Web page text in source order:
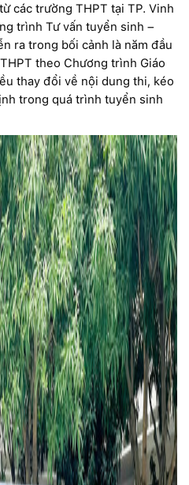
các trường THPT tại TP. Vinh
trình Tư vấn tuyển sinh –
ra trong bối cảnh là năm đầu
theo Chương trình Giáo
thay đổi về nội dung thi, kéo
trong quá trình tuyển sinh